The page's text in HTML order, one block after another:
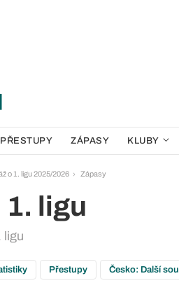
PŘESTUPY ZÁPASY KLUBY
o 1. ligu 2025/2026 Zápasy
1. ligu
ligu
Přestupy Česko: Další